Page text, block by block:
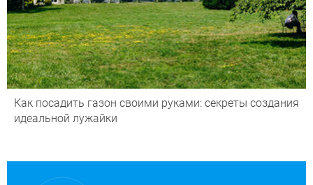
Как посадить газон своими руками: секреты создания
идеальной лужайки